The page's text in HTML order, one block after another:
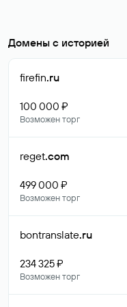
Домены с историей
firefin.ru
100 000 ₽
Возможен торг
reget.com
499 000 ₽
Возможен торг
bontranslate.ru
234 325 ₽
Возможен торг